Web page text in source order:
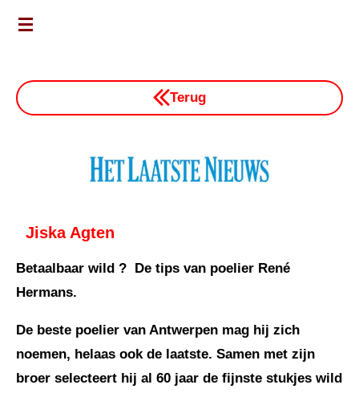
Ga
de
hoofdinhoud
Terug
Jiska Agten
Betaalbaar wild ? De tips van poelier René
Hermans.
De beste poelier van Antwerpen mag hij zich
noemen, helaas ook de laatste. Samen met zijn
broer selecteert hij al 60 jaar de fijnste stukjes wild